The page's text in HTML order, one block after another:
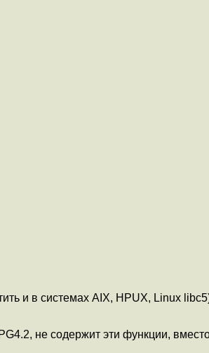
и в системах AIX, HPUX, Linux
не содержит эти функции,